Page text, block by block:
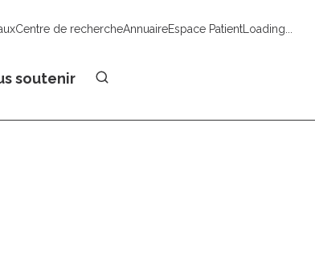
Centre de rechercheAnnuaireEspace PatientLoading...
soutenir